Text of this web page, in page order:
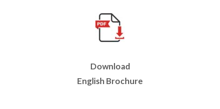
Download
English Brochure